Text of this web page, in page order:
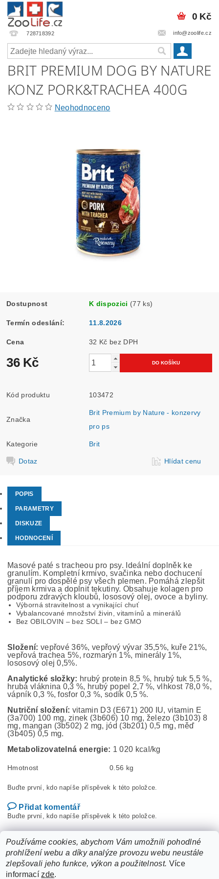
728718392 info@zoolife.cz
0 Kč
BRIT PREMIUM DOG BY NATURE
KONZ PORK&TRACHEA 400G
Neohodnoceno
Dostupnost K dispozici (77 ks)
Termín odeslání: 11.8.2026
Cena 32 Kč bez DPH
36 Kč
Kód produktu 103472
Značka
Brit Premium by Nature - konzervy
pro ps
Kategorie Brit
Dotaz Hlídat cenu
POPIS
PARAMETRY
DISKUZE
HODNOCENÍ
Masové paté s tracheou pro psy. Ideální doplněk ke
granulím. Kompletní krmivo, svačinka nebo dochucení
granulí pro dospělé psy všech plemen. Pomáhá zlepšit
příjem krmiva a doplnit tekutiny. Obsahuje kolagen pro
podporu zdravých kloubů, lososový olej, ovoce a byliny.
Výborná stravitelnost a vynikající chuť
Vybalancované množství živin, vitamínů a minerálů
Bez OBILOVIN – bez SOLI – bez GMO
Složení: vepřové 36%, vepřový vývar 35,5%, kuře 21%,
vepřová trachea 5%, rozmarýn 1%, minerály 1%,
lososový olej 0,5%.
Analytické složky: hrubý protein 8,5 %, hrubý tuk 5,5 %,
hrubá vláknina 0,3 %, hrubý popel 2,7 %, vlhkost 78,0 %,
vápník 0,3 %, fosfor 0,3 %, sodík 0,5 %.
Nutriční složení: vitamin D3 (E671) 200 IU, vitamin E
(3a700) 100 mg, zinek (3b606) 10 mg, železo (3b103) 8
mg, mangan (3b502) 2 mg, jód (3b201) 0,5 mg, měď
(3b405) 0,5 mg.
Metabolizovatelná energie: 1 020 kcal/kg
Hmotnost 0.56 kg
Buďte první, kdo napíše příspěvek k této položce.
Přidat komentář
Buďte první, kdo napíše příspěvek k této položce.
Používáme cookies, abychom Vám umožnili pohodlné
prohlížení webu a díky analýze provozu webu neustále
zlepšovali jeho funkce, výkon a použitelnost. Více
informacízde.